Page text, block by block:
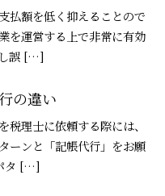
払額を低く抑えることので
を運営する上で非常に有効
誤 […]
の違い
税理士に依頼する際には、
ーンと「記帳代行」をお願
タ […]